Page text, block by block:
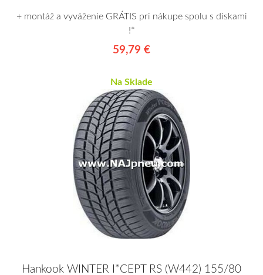
+ montáž a vyváženie GRÁTIS pri nákupe spolu s diskami
!*
59,79 €
Na Sklade
Hankook WINTER I*CEPT RS (W442) 155/80